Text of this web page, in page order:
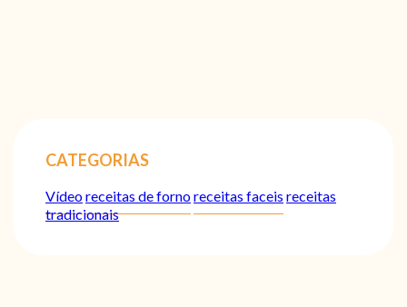
CATEGORIAS
Vídeoreceitas de fornoreceitas faceis receitas
tradicionais